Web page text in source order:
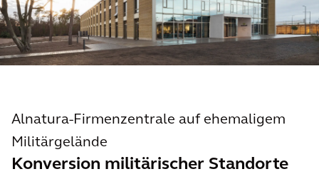
Alnatura-Firmenzentrale auf ehemaligem
Militärgelände
Konversion militärischer Standorte